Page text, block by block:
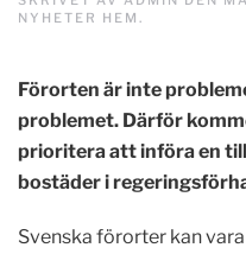
NYHETER HEM .
Förorten är inte
problemet. Därför
prioritera att införa en
bostäder i
Svenska förorter kan